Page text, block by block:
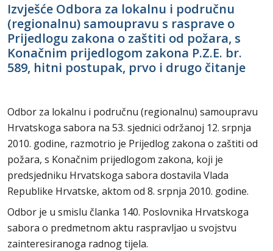
Izvješće Odbora za lokalnu i područnu
(regionalnu) samoupravu s rasprave o
Prijedlogu zakona o zaštiti od požara, s
Konačnim prijedlogom zakona P.Z.E. br.
589, hitni postupak, prvo i drugo čitanje
Odbor za lokalnu i područnu (regionalnu) samoupravu
Hrvatskoga sabora na 53. sjednici održanoj 12. srpnja
2010. godine, razmotrio je Prijedlog zakona o zaštiti od
požara, s Konačnim prijedlogom zakona, koji je
predsjedniku Hrvatskoga sabora dostavila Vlada
Republike Hrvatske, aktom od 8. srpnja 2010. godine.
Odbor je u smislu članka 140. Poslovnika Hrvatskoga
sabora o predmetnom aktu raspravljao u svojstvu
zainteresiranoga radnog tijela.